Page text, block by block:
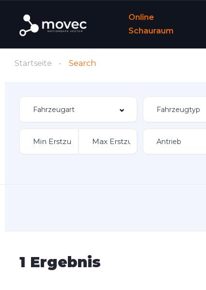
Online
Schauraum
Startseite Search
1 Ergebnis